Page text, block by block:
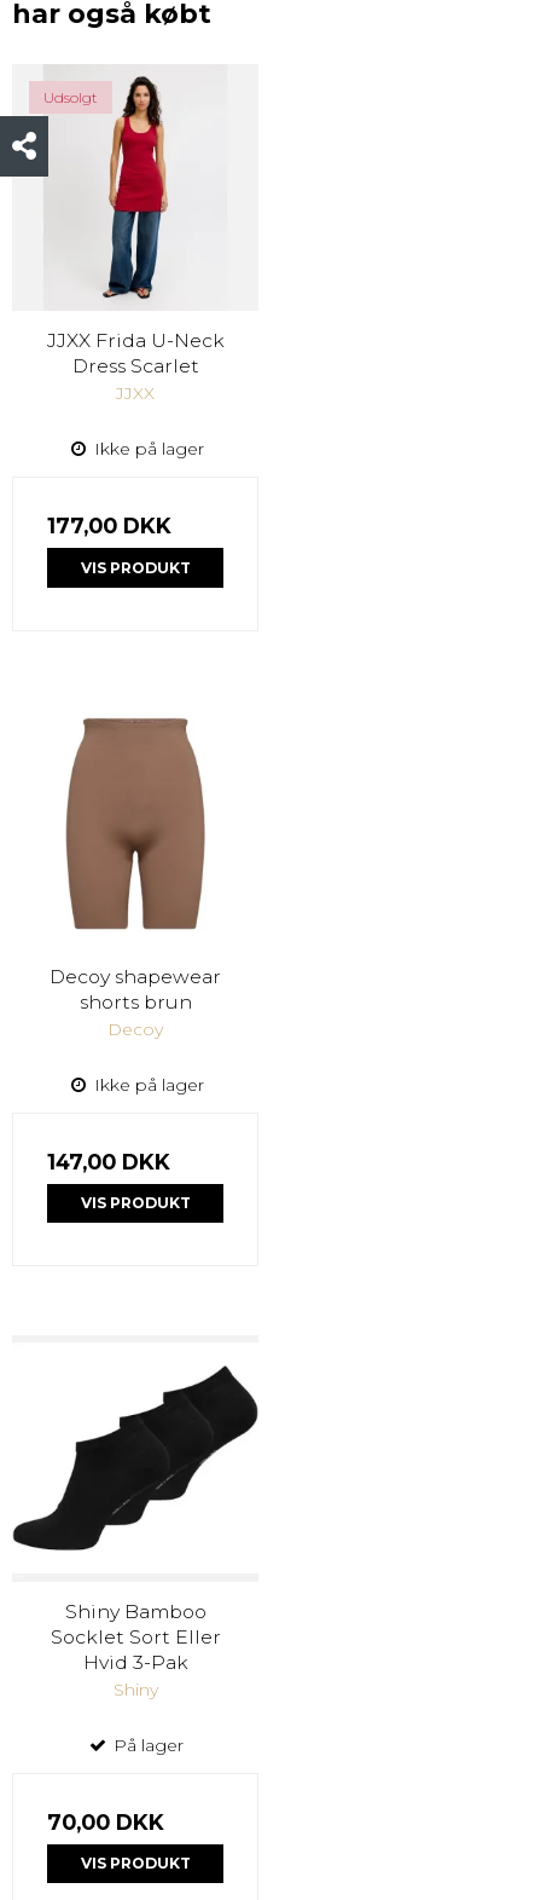
har også købt
Udsolgt
JJXX Frida U-Neck
Dress Scarlet
JJXX
Ikke på lager
177,00 DKK
VIS PRODUKT
Decoy shapewear
shorts brun
Decoy
Ikke på lager
147,00 DKK
VIS PRODUKT
Shiny Bamboo
Socklet Sort Eller
Hvid 3-Pak
Shiny
På lager
70,00 DKK
VIS PRODUKT